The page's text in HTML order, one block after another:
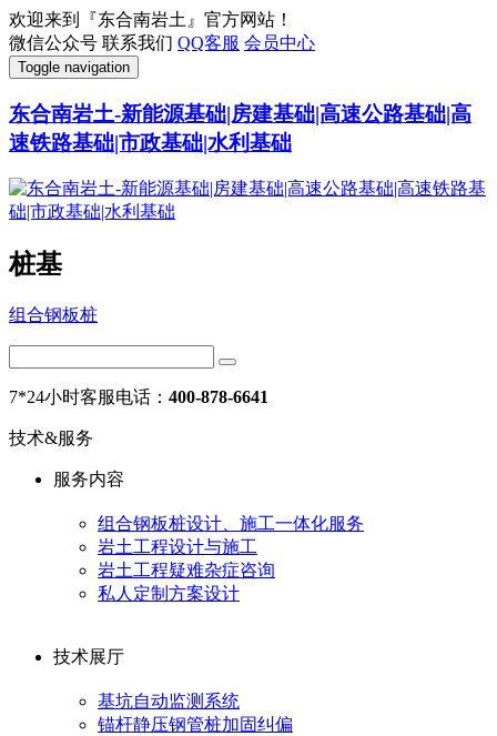
欢迎来到『东合南岩土』官方网站！
微信公众号 联系我们 QQ客服 会员中心
Toggle navigation
东合南岩土-新能源基础|房建基础|高速公路基础|高
速铁路基础|市政基础|水利基础
桩基
组合钢板桩
7*24小时客服电话： 400-878-6641
技术&服务
服务内容
组合钢板桩设计、施工一体化服务
岩土工程设计与施工
岩土工程疑难杂症咨询
私人定制方案设计
技术展厅
基坑自动监测系统
锚杆静压钢管桩加固纠偏